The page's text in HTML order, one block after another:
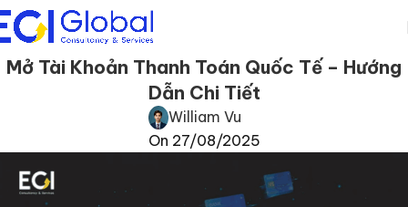
Mở Tài Khoản Thanh Toán Quốc Tế – Hướng
Dẫn Chi Tiết
William Vu
On 27/08/2025